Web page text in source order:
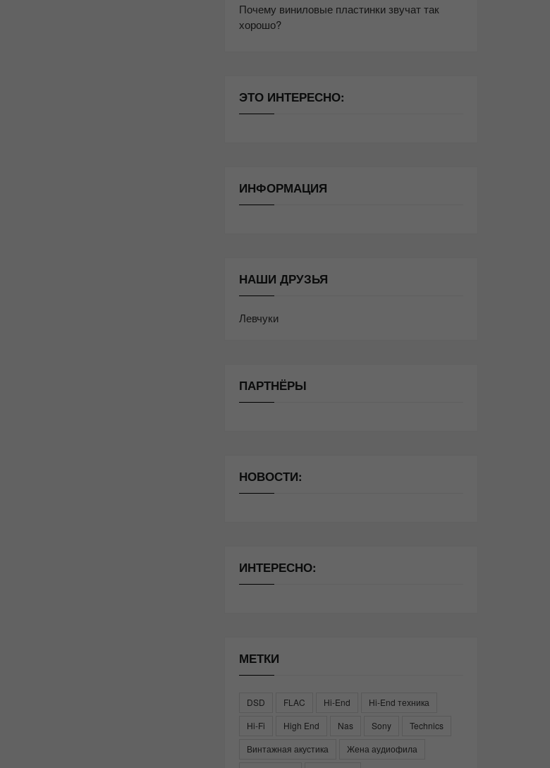
Почему виниловые пластинки звучат так
хорошо?
ЭТО ИНТЕРЕСНО:
ИНФОРМАЦИЯ
НАШИ ДРУЗЬЯ
Левчуки
ПАРТНЁРЫ
НОВОСТИ:
ИНТЕРЕСНО:
МЕТКИ
DSD FLAC Hi-End
Hi-End техника
Hi-Fi
High End Nas Sony
Technics
Винтажная акустика
Жена аудиофила